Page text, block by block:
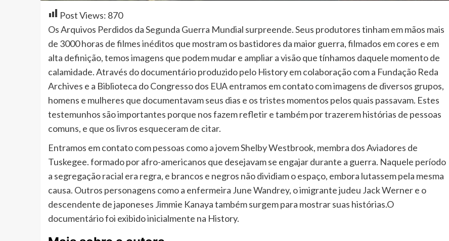
Post Views: 870
Os Arquivos Perdidos da Segunda Guerra Mundial surpreende. Seus produtores tinham em mãos mais
de 3000 horas de filmes inéditos que mostram os bastidores da maior guerra, filmados em cores e em
alta definição, temos imagens que podem mudar e ampliar a visão que tínhamos daquele momento de
calamidade. Através do documentário produzido pelo History em colaboração com a Fundação Reda
Archives e a Biblioteca do Congresso dos EUA entramos em contato com imagens de diversos grupos,
homens e mulheres que documentavam seus dias e os tristes momentos pelos quais passavam. Estes
testemunhos são importantes porque nos fazem refletir e também por trazerem histórias de pessoas
comuns, e que os livros esqueceram de citar.
Entramos em contato com pessoas como a jovem Shelby Westbrook, membra dos Aviadores de
Tuskegee. formado por afro-americanos que desejavam se engajar durante a guerra. Naquele período
a segregação racial era regra, e brancos e negros não dividiam o espaço, embora lutassem pela mesma
causa. Outros personagens como a enfermeira June Wandrey, o imigrante judeu Jack Werner e o
descendente de japoneses Jimmie Kanaya também surgem para mostrar suas histórias.O
documentário foi exibido inicialmente na History.